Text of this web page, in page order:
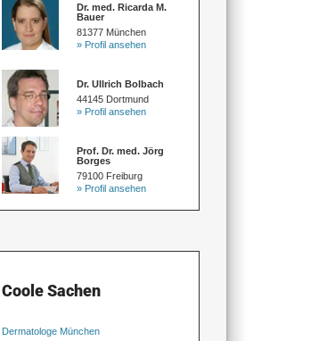
Dr. med. Ricarda M.
Bauer
81377 München
» Profil ansehen
Dr. Ullrich Bolbach
44145 Dortmund
» Profil ansehen
Prof. Dr. med. Jörg
Borges
79100 Freiburg
» Profil ansehen
Coole Sachen
Dermatologe München